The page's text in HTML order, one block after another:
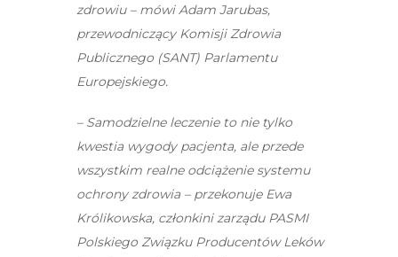
zdrowiu – mówi Adam Jarubas,
przewodniczący Komisji Zdrowia
Publicznego (SANT) Parlamentu
Europejskiego.
– Samodzielne leczenie to nie tylko
kwestia wygody pacjenta, ale przede
wszystkim realne odciążenie systemu
ochrony zdrowia – przekonuje Ewa
Królikowska, członkini zarządu PASMI
Polskiego Związku Producentów Leków